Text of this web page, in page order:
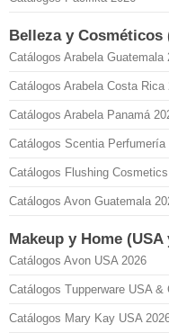
Belleza y Cosméticos
Catálogos Arabela Guatemala
Catálogos Arabela Costa Rica
Catálogos Arabela Panamá
Catálogos Scentia Perfumería
Catálogos Flushing
Catálogos Avon Guatemala
Makeup y Home (USA
Catálogos Avon USA 2026
Catálogos Tupperware USA &
Catálogos Mary Kay USA